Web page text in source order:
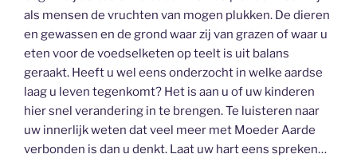
als mensen de vruchten van mogen plukken. De dieren
en gewassen en de grond waar zij van grazen of waar u
eten voor de voedselketen op teelt is uit balans
geraakt. Heeft u wel eens onderzocht in welke aardse
laag u leven tegenkomt? Het is aan u of uw kinderen
hier snel verandering in te brengen. Te luisteren naar
uw innerlijk weten dat veel meer met Moeder Aarde
verbonden is dan u denkt. Laat uw hart eens spreken…